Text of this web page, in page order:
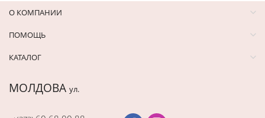
О КОМПАНИИ
ПОМОЩЬ
КАТАЛОГ
МОЛДОВА ул.